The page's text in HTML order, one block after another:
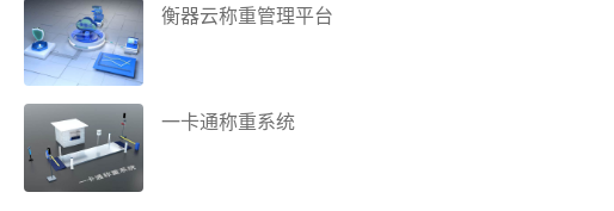
衡器云称重管理平台
一卡通称重系统